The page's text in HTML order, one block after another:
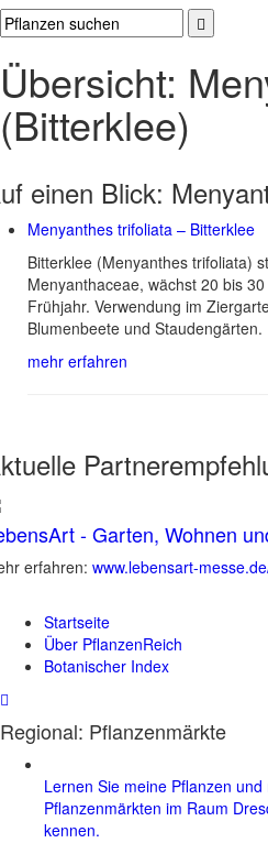
Übersicht:
(Bitterklee)
einen Blick:
Menyanthes trifoliata – Bitterklee
Bitterklee (Menyanthes trifoliata)
Menyanthaceae, wächst 20 bis
Frühjahr. Verwendung im
Blumenbeete und Staudengärten.
mehr erfahren
- Garten, Wohnen
erfahren: www.lebensart-
Startseite
Über PflanzenReich
Botanischer Index
Regional: Pflanzenmärkte
Lernen Sie meine Pflanzen
Pflanzenmärkten im Raum
kennen.